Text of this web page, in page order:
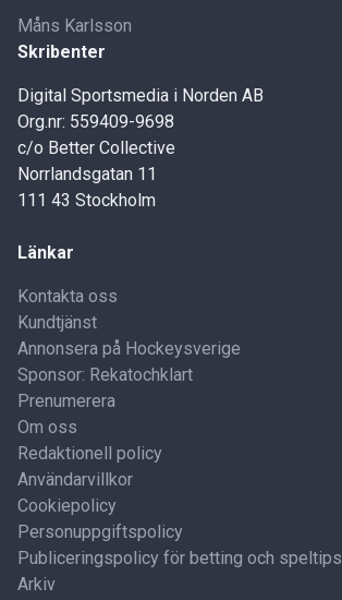
Måns Karlsson
Skribenter
Digital Sportsmedia i Norden AB
Org.nr: 559409-9698
c/o Better Collective
Norrlandsgatan 11
111 43 Stockholm
Länkar
Kontakta oss
Kundtjänst
Annonsera på Hockeysverige
Sponsor: Rekatochklart
Prenumerera
Om oss
Redaktionell policy
Användarvillkor
Cookiepolicy
Personuppgiftspolicy
Publiceringspolicy för betting och speltips
Arkiv